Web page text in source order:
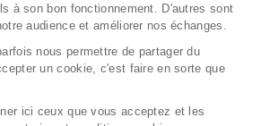
de l’assurance - Accueil
: La Médiation de
75441 PARIS CEDEX 09 ou
www.mediation-
de l’Assurance est gratuite
à son bon fonctionnement. D'autres sont
audience et améliorer nos échanges.
nous permettre de partager du
un cookie, c'est faire en sorte que
ici ceux que vous acceptez et les